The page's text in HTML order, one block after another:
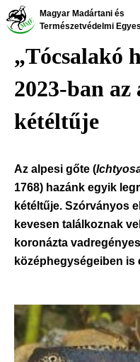
Ugrás
tartalomra
Magyar Madártani és
Természetvédelmi
„Tócsalakó
2023-ban az
kétéltűje
Az alpesi gőte (
1768) hazánk egyik
kétéltűje. Szórványos
kevesen találkoznak
koronázta
középhegységeiben is